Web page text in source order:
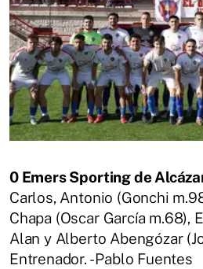
0 Emers Sporting de
Carlos, Antonio (Gonchi
Chapa (Oscar García m.68),
Alan y Alberto Abengózar
Entrenador. - Pablo Fuentes